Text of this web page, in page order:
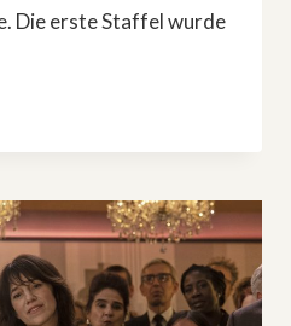
Die erste Staffel wurde